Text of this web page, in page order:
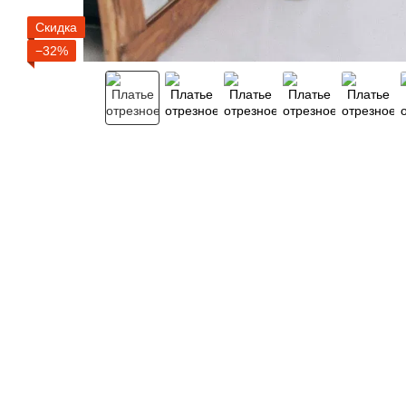
Скидка
−32%